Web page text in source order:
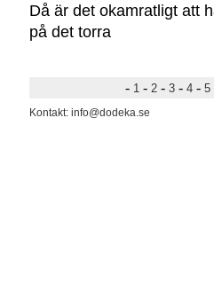
Då är det okamratligt att
på det torra
-1 -2 -3 -4 -5
Kontakt: info@dodeka.se